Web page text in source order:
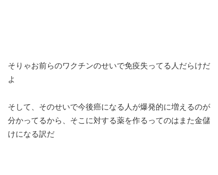
そりゃお前らのワクチンのせいで免疫失ってる人だらけだ
よ
そして、そのせいで今後癌になる人が爆発的に増えるのが
分かってるから、そこに対する薬を作るってのはまた金儲
けになる訳だ